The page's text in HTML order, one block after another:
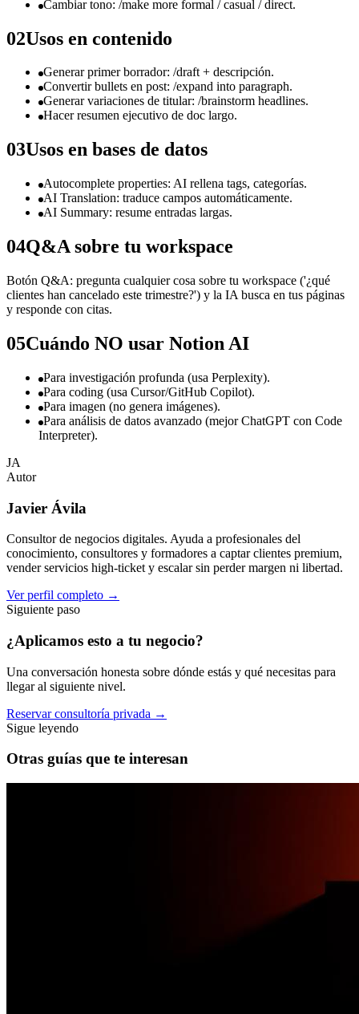
Cambiar tono: /make more formal / casual / direct.
02Usos en contenido
Generar primer borrador: /draft + descripción.
Convertir bullets en post: /expand into paragraph.
Generar variaciones de titular: /brainstorm headlines.
Hacer resumen ejecutivo de doc largo.
03Usos en bases de datos
Autocomplete properties: AI rellena tags, categorías.
AI Translation: traduce campos automáticamente.
AI Summary: resume entradas largas.
04Q&A sobre tu workspace
Botón Q&A: pregunta cualquier cosa sobre tu workspace ('¿qué
clientes han cancelado este trimestre?') y la IA busca en tus páginas
y responde con citas.
05Cuándo NO usar Notion AI
Para investigación profunda (usa Perplexity).
Para coding (usa Cursor/GitHub Copilot).
Para imagen (no genera imágenes).
Para análisis de datos avanzado (mejor ChatGPT con Code
Interpreter).
JA
Autor
Javier Ávila
Consultor de negocios digitales. Ayuda a profesionales del
conocimiento, consultores y formadores a captar clientes premium,
vender servicios high-ticket y escalar sin perder margen ni libertad.
Ver perfil completo →
Siguiente paso
¿Aplicamos esto a tu negocio?
Una conversación honesta sobre dónde estás y qué necesitas para
llegar al siguiente nivel.
Reservar consultoría privada →
Sigue leyendo
Otras guías que te interesan